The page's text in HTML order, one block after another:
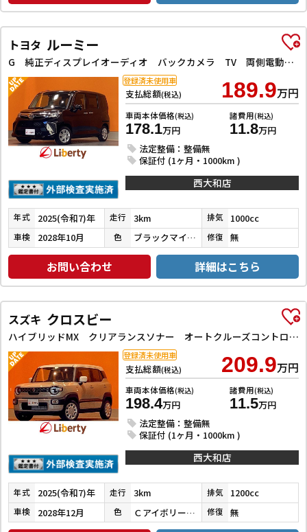
トヨタ ルーミー
G 純正ディスプレイオーディオ バックカメラ TV 両側電動スライドドア クリアランスソナー 衝突被害軽減システム オートライト LEDヘッドランプ アイドリングストップ 電動格納ミラー ウォークスルー
支払総額(税込) 189.9万円
車両本体価格(税込)
178.1万円
諸費用(税込)
11.8万円
法定整備：整備無
保証付 (1ヶ月・1000km )
登録済未使用車
西大和店
年式 2025(令和7)年 走行 3km 排気 1000cc
車検 2028年10月 色 ブラックマイカメタリック 修復 無
お問い合わせ 詳細はこちら
スズキ クロスビー
ハイブリッドMX クリアランスソナー オートクルーズコントロール レーンアシスト 衝突被害軽減システム LEDヘッドランプ スマートキー アイドリングストップ 電動格納ミラー シートヒーター CVT 盗難防止システム
支払総額(税込) 209.9万円
車両本体価格(税込)
198.4万円
諸費用(税込)
11.5万円
法定整備：整備無
保証付 (1ヶ月・1000km )
登録済未使用車
西大和店
年式 2025(令和7)年 走行 3km 排気 1200cc
車検 2028年12月 色 ＣアイボリーＰＭホワイト２ＴＲ 修復 無